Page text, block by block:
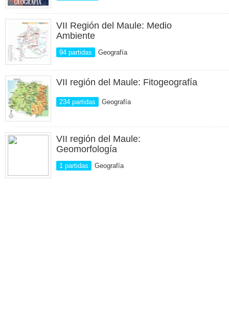
VII Región del Maule: Medio
Ambiente
94 partidas Geografía
VII región del Maule: Fitogeografía
234 partidas Geografía
VII región del Maule:
Geomorfología
1 partidas Geografía